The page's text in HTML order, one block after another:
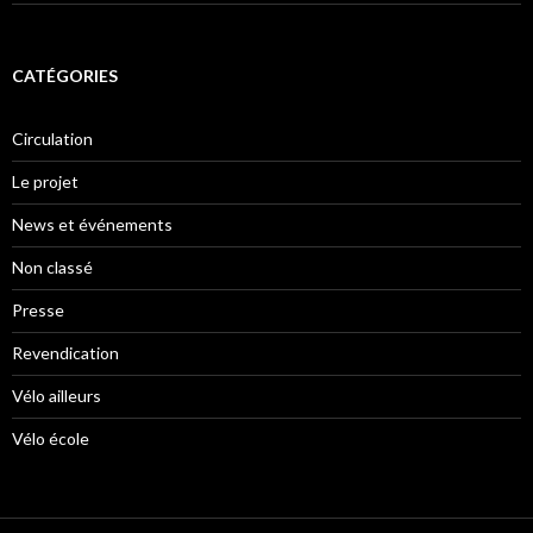
CATÉGORIES
Circulation
Le projet
News et événements
Non classé
Presse
Revendication
Vélo ailleurs
Vélo école